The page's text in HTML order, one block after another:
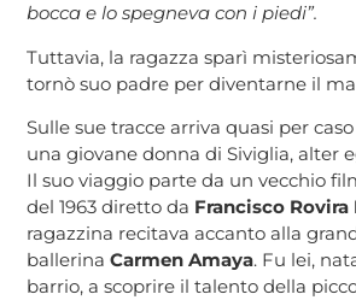
bocca e lo spegneva con i piedi”.
Tuttavia, la ragazza sparì
tornò suo padre per diventarne il
Sulle sue tracce arriva quasi per caso
una giovane donna di Siviglia, alter
Il suo viaggio parte da un vecchio
del 1963 diretto da Francisco Rovira
ragazzina recitava accanto alla
ballerinaCarmen Amaya. Fu lei,
barrio, a scoprire il talento della